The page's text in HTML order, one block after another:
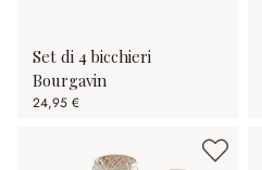
Set di 4 bicchieri
Bourgavin
24,95 €